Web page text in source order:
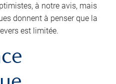
à notre avis, mais
donnent à penser que la
est limitée.